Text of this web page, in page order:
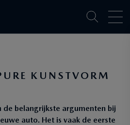
KUNSTVORM
de belangrijkste argumenten bij
auto. Het is vaak de eerste